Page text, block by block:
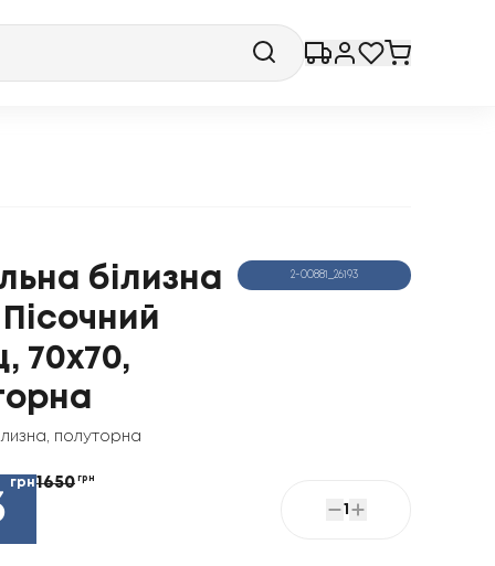
білизна
70x70,
полуторна
2-00881_26193
грн1650 грн
1